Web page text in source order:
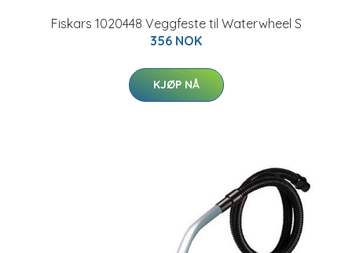
Fiskars 1020448 Veggfeste til Waterwheel S
356 NOK
KJØP NÅ